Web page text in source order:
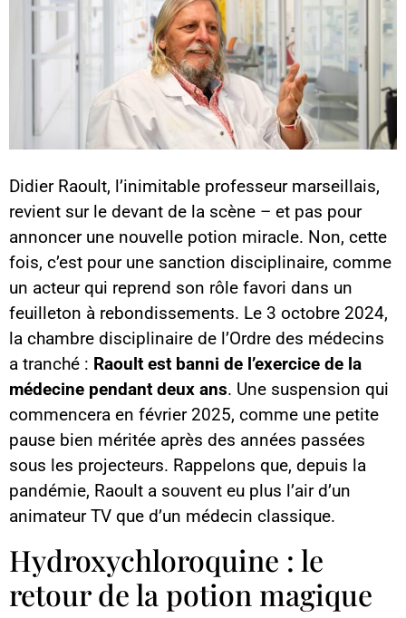
Didier Raoult, l’inimitable professeur marseillais,
revient sur le devant de la scène – et pas pour
annoncer une nouvelle potion miracle. Non, cette
fois, c’est pour une sanction disciplinaire, comme
un acteur qui reprend son rôle favori dans un
feuilleton à rebondissements. Le 3 octobre 2024,
la chambre disciplinaire de l’Ordre des médecins
a tranché : Raoult est banni de l’exercice de la
médecine pendant deux ans. Une suspension qui
commencera en février 2025, comme une petite
pause bien méritée après des années passées
sous les projecteurs. Rappelons que, depuis la
pandémie, Raoult a souvent eu plus l’air d’un
animateur TV que d’un médecin classique.
Hydroxychloroquine : le
retour de la potion magique